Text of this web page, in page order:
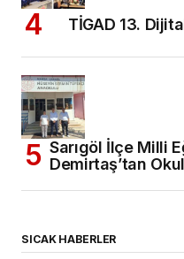
TİGAD 13.
Sarıgöl İlçe Milli
Demirtaş’tan
SICAK HABERLER